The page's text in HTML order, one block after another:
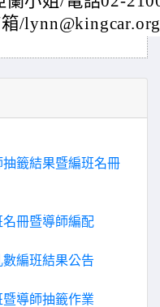
/
籤結果暨編班名冊
冊暨導師編配
編班結果公告
導師抽籤作業